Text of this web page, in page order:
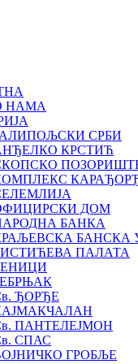
НАМА
СРБИ
КРСТИЋ
ДОМ
БАНКА
БАНСКА
ПАЛАТА
ЂОРЂЕ
ПАНТЕЛЕЈМОН
СПАС
ГРОБЉЕ